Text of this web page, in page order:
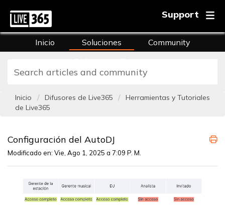
Support
Inicio Soluciones
Community
Inicio Difusores de Live365
Herramientas y Tutoriales
de Live365
Configuración del AutoDJ
Modificado en: Vie, Ago 1, 2025 a 7:09 P. M.